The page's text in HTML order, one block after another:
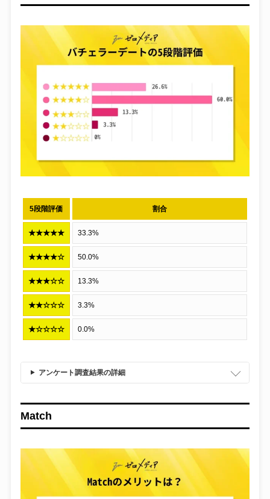
5段階評価 割合
★★★★★ 33.3%
★★★★☆ 50.0%
★★★☆☆ 13.3%
★★☆☆☆ 3.3%
★☆☆☆☆ 0.0%
アンケート調査結果の詳細
Match